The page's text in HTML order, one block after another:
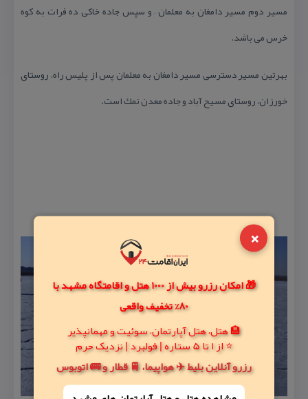
×
🎁 امکان رزرو بیش از 1000 هتل و اقامتگاه مشهد با
80% تخفیف واقعی
🏨 هتل، هتل آپارتمان، سوئیت و مهمانپذیر
⭐ از 1 تا 5 ستاره | فولبرد | نزدیک حرم
رزرو آنلاین بلیط ✈️ هواپیما، 🚆 قطار و 🚌 اتوبوس
مسیر دوم مسیر دامغان به معلمان – و سپس جاده خاكی ده فرات به كوه
خرس می باشد.
بهرتین مسیر دسترسی مسیر دامغان به معلمان پس از پلیس راه، روستای
خورزان، روستای مسیح آباد و جاده معدن نمك است.